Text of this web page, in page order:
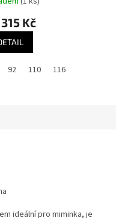
315 Kč
92 110 116
ideální pro miminka, je